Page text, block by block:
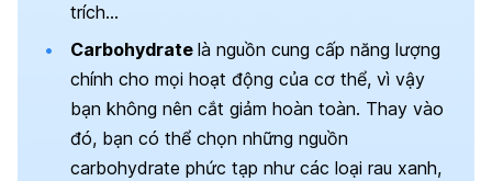
trích…
Carbohydrate là nguồn cung cấp năng lượng
chính cho mọi hoạt động của cơ thể, vì vậy
bạn không nên cắt giảm hoàn toàn. Thay vào
đó, bạn có thể chọn những nguồn
carbohydrate phức tạp như các loại rau xanh,